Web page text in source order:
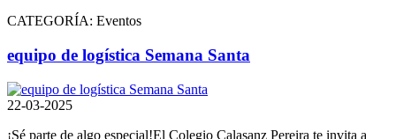
CATEGORÍA: Eventos
equipo de logística Semana Santa
22-03-2025
¡Sé parte de algo especial!El Colegio Calasanz Pereira te invita a